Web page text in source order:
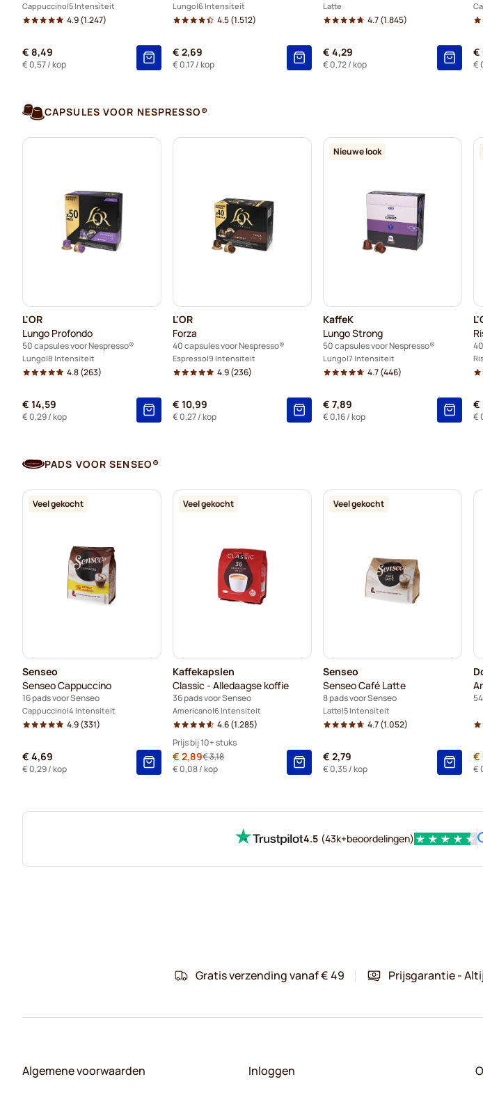
Cappuccino 5 Intensiteit
4.9(1.247)
€ 8,49
€ 0,57/ kop
Lungo 6 Intensiteit
4.5(1.512)
€ 2,69
€ 0,17/ kop
Latte
4.7(1.845)
€ 4,29
€ 0,72/ kop
€
€
CAPSULES VOOR NESPRESSO®
L'OR
Lungo Profondo
50 capsules voor Nespresso®
Lungo 8 Intensiteit
4.8(263)
€ 14,59
€ 0,29/ kop
L'OR
Forza
40 capsules voor Nespresso®
Espresso 9 Intensiteit
4.9(236)
€ 10,99
€ 0,27/ kop
Nieuwe look
KaffeK
Lungo Strong
50 capsules voor Nespresso®
Lungo 7 Intensiteit
4.7(446)
€ 7,89
€ 0,16/ kop
€
€
PADS VOOR SENSEO®
Veel gekocht
Senseo
Senseo Cappuccino
16 pads voor Senseo
Cappuccino 4 Intensiteit
4.9(331)
€ 4,69
€ 0,29/ kop
Veel gekocht
Kaffekapslen
Classic - Alledaagse koffie
36 pads voor Senseo
Americano 6 Intensiteit
4.6(1.285)
Prijs bij 10+ stuks
Speciale prijs
€ 2,89Normale prijs
€ 3,18
€ 0,08/ kop
1 =€ 3,18
10+ =
Veel gekocht
Senseo
Senseo Café Latte
8 pads voor Senseo
Latte 5 Intensiteit
4.7(1.052)
€ 2,79
€ 0,35/ kop
€
€
4.5 (43k+beoordelingen)
Gratis verzending vanaf € 49 Prijsgarantie -
Algemene voorwaarden Inloggen